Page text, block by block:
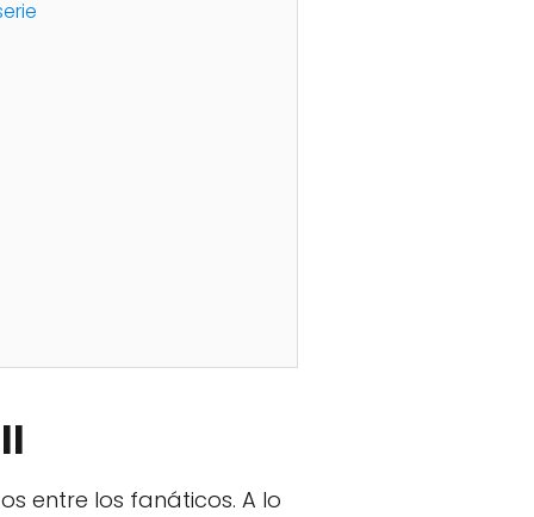
entre los fanáticos. A lo